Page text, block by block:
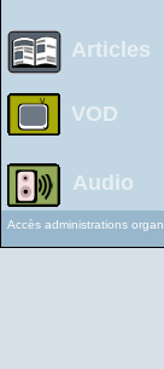
Articles
VOD
Audio
Accès administrations